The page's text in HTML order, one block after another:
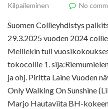
Kilpaileminen
No
Suomen Collieyhdistys
29.3.2025 vuoden 2024
Meillekin tuli
tokocollie 1. sija:Riemumielen
ja ohj. Piritta Laine Vuoden
Only Walking On Sunshine
Marjo Hautaviita BH-